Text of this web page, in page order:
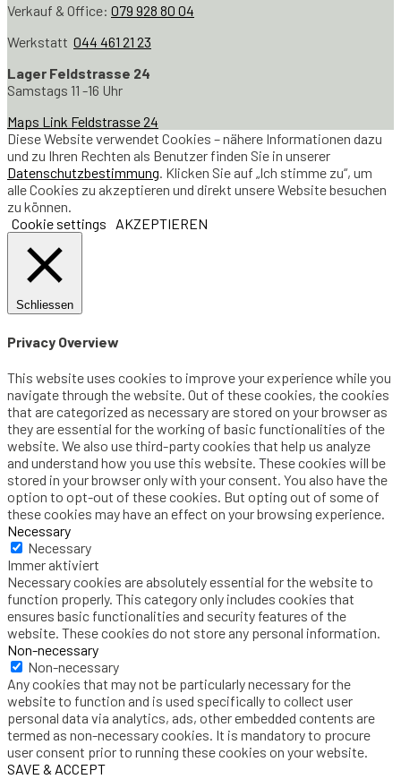
Verkauf & Office: 079 928 80 04
Werkstatt 044 461 21 23
Lager Feldstrasse 24
Samstags 11 -16 Uhr
Maps Link Feldstrasse 24
Diese Website verwendet Cookies – nähere Informationen dazu
und zu Ihren Rechten als Benutzer finden Sie in unserer
Datenschutzbestimmung . Klicken Sie auf „Ich stimme zu“, um
alle Cookies zu akzeptieren und direkt unsere Website besuchen
zu können.
Cookie settings
AKZEPTIEREN
Schliessen
Privacy Overview
This website uses cookies to improve your experience while you
navigate through the website. Out of these cookies, the cookies
that are categorized as necessary are stored on your browser as
they are essential for the working of basic functionalities of the
website. We also use third-party cookies that help us analyze
and understand how you use this website. These cookies will be
stored in your browser only with your consent. You also have the
option to opt-out of these cookies. But opting out of some of
these cookies may have an effect on your browsing experience.
Necessary
Necessary
Immer aktiviert
Necessary cookies are absolutely essential for the website to
function properly. This category only includes cookies that
ensures basic functionalities and security features of the
website. These cookies do not store any personal information.
Non-necessary
Non-necessary
Any cookies that may not be particularly necessary for the
website to function and is used specifically to collect user
personal data via analytics, ads, other embedded contents are
termed as non-necessary cookies. It is mandatory to procure
user consent prior to running these cookies on your website.
SAVE & ACCEPT